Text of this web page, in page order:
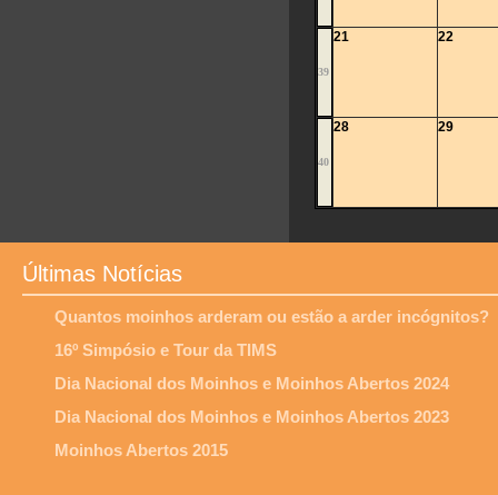
39
21 22
40
28 29
Últimas Notícias
Quantos moinhos arderam ou estão a arder incógnitos?
16º Simpósio e Tour da TIMS
Dia Nacional dos Moinhos e Moinhos Abertos 2024
Dia Nacional dos Moinhos e Moinhos Abertos 2023
Moinhos Abertos 2015